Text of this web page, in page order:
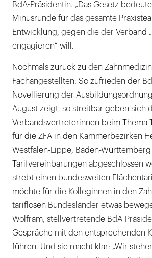
BdA-Präsidentin. „Das Gesetz
Minusrunde für das gesamte
Entwicklung, gegen die der Verband
engagieren“ will.
Nochmals zurück zu den
Fachangestellten: So zufrieden der
Novellierung der
August zeigt, so streitbar geben sich
Verbandsvertreterinnen beim Thema
für die ZFA in den Kammerbezirken
Westfalen-Lippe, Baden-
Tarifvereinbarungen abgeschlossen
strebt einen bundesweiten
möchte für die Kolleginnen in den
tariflosen Bundesländer etwas
Wolfram, stellvertretende BdA-
Gespräche mit den entsprechenden
führen. Und sie macht klar: „Wir